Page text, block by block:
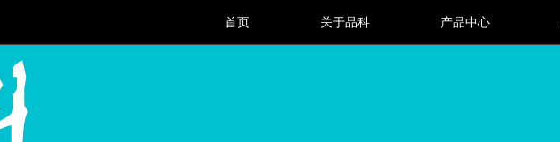
首页 关于品科 产品中心